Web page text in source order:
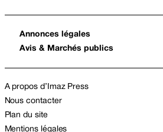
Annonces légales
Avis & Marchés publics
A propos d’Imaz Press
Nous contacter
Plan du site
Mentions légales